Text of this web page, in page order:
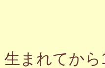
生まれてか